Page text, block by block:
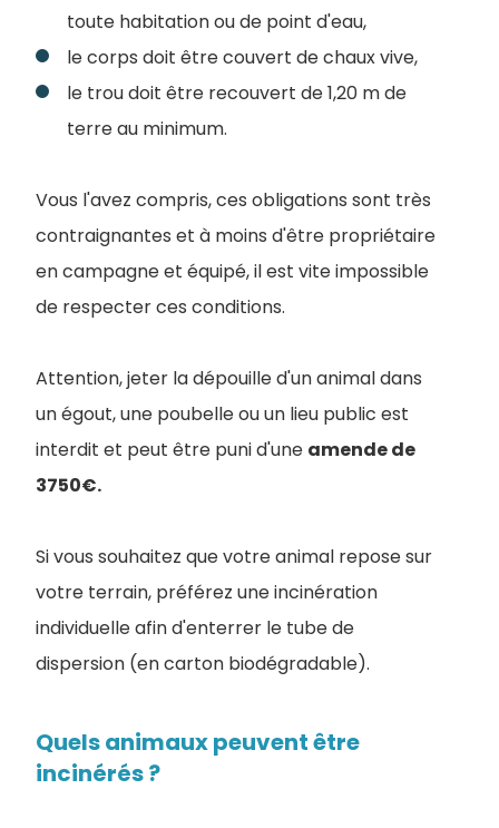
toute habitation ou de point d'eau,
le corps doit être couvert de chaux vive,
le trou doit être recouvert de 1,20 m de
terre au minimum.
Vous l'avez compris, ces obligations sont très
contraignantes et à moins d'être propriétaire
en campagne et équipé, il est vite impossible
de respecter ces conditions.
Attention, jeter la dépouille d'un animal dans
un égout, une poubelle ou un lieu public est
interdit et peut être puni d'une amende de
3750€.
Si vous souhaitez que votre animal repose sur
votre terrain, préférez une incinération
individuelle afin d'enterrer le tube de
dispersion (en carton biodégradable).
Quels animaux peuvent être
incinérés ?